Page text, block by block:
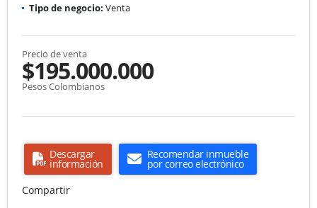
Tipo de negocio: Venta
Precio de venta
$195.000.000
Pesos Colombianos
Descargar
información
Recomendar inmueble
por correo electrónico
Compartir